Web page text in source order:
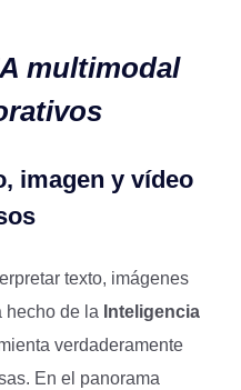
multimodal
imagen y vídeo
texto, imágenes
hecho de la nteligencia
verdaderamente
En el panorama